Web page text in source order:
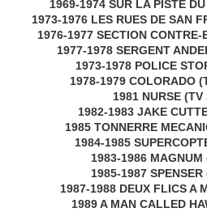
1969-1974 SUR LA PISTE
1973-1976 LES RUES DE SAN
1976-1977 SECTION CONTRE-
1977-1978 SERGENT
1973-1978 POLICE
1978-1979 COLORADO
1981 NURSE (TV
1982-1983 JAKE
1985 TONNERRE
1984-1985
1983-1986 MAGNUM
1985-1987 SPENSER
1987-1988 DEUX FLICS A
1989 A MAN CALLED